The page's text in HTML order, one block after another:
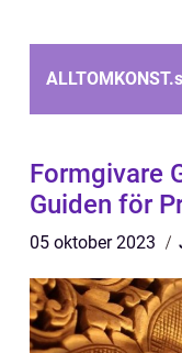
ALLTOMKONST.
Formgivare
Guiden för
05 oktober 2023